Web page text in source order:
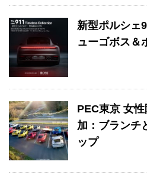
新型ポルシェ
ューゴボス＆
PEC東京 女
加：ブランチ
ップ